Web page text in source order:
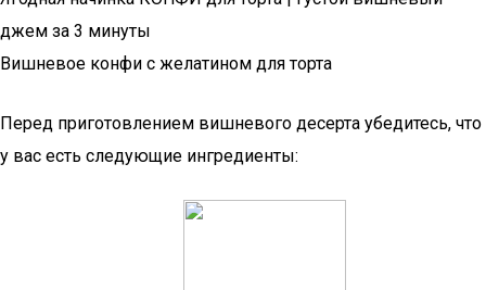
джем за 3 минуты
Вишневое конфи с желатином для торта
Перед приготовлением вишневого десерта убедитесь, что
у вас есть следующие ингредиенты: